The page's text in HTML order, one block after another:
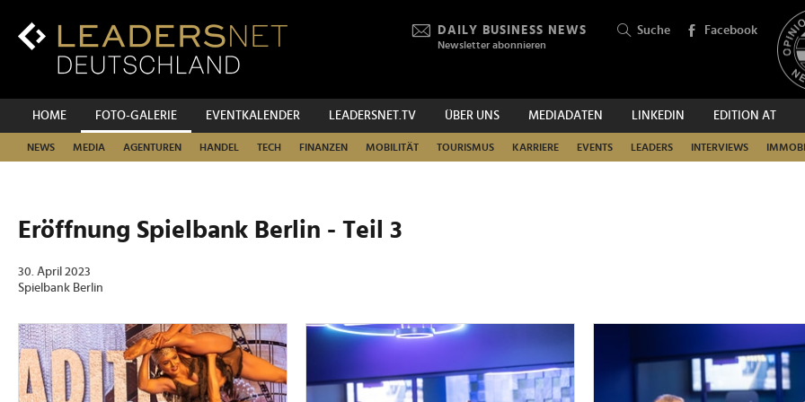
Inhalt
Hauptnavigation
DAILY BUSINESS NEWS
Newsletter abonnieren
Suche Facebook
HOME FOTO-GALERIE EVENTKALENDER LEADERSNET.TV ÜBER UNS MEDIADATEN LINKEDIN EDITION AT
NEWS MEDIA AGENTUREN HANDEL TECH FINANZEN MOBILITÄT TOURISMUS KARRIERE EVENTS LEADERS INTERVIEWS
SUCHEN
Eröffnung Spielbank Berlin - Teil 3
30. April 2023
Spielbank Berlin